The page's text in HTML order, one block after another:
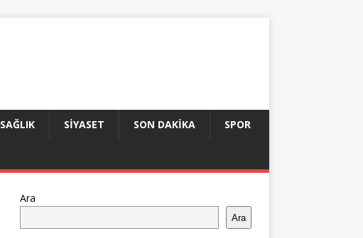
SAĞLIK SIYASET SON DAKIKA SPOR
Ara
Ara